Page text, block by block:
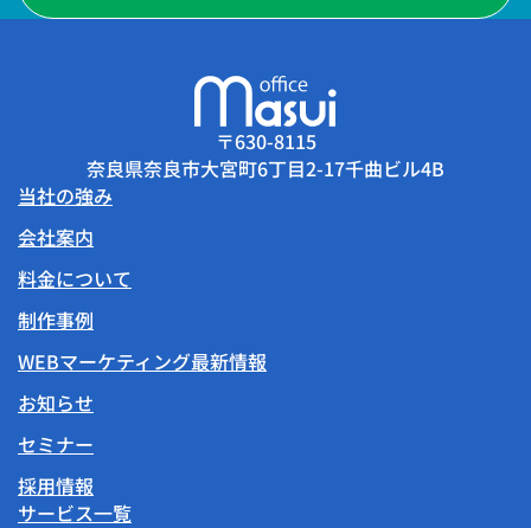
〒630-8115
奈良県奈良市大宮町6丁目2-17千曲ビル4B
当社の強み
会社案内
料金について
制作事例
WEBマーケティング最新情報
お知らせ
セミナー
採用情報
サービス一覧